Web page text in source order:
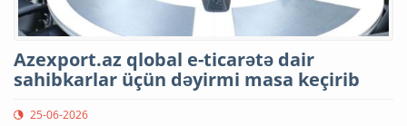
Azexport.az qlobal e-ticarətə dair
sahibkarlar üçün dəyirmi masa keçirib
25-06-2026